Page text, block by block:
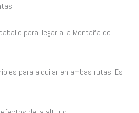
para llegar a la Montaña de
para alquilar en ambas rutas. Es